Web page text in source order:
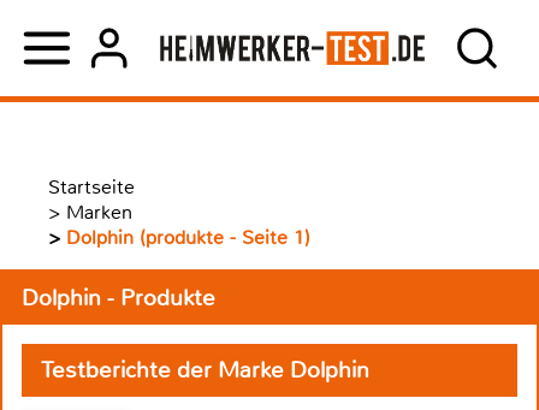
Startseite
> Marken
> Dolphin (produkte - Seite 1)
Dolphin - Produkte
Testberichte der Marke Dolphin